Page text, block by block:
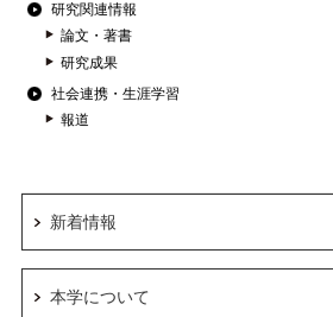
研究関連情報
論文・著書
研究成果
社会連携・生涯学習
報道
新着情報
本学について